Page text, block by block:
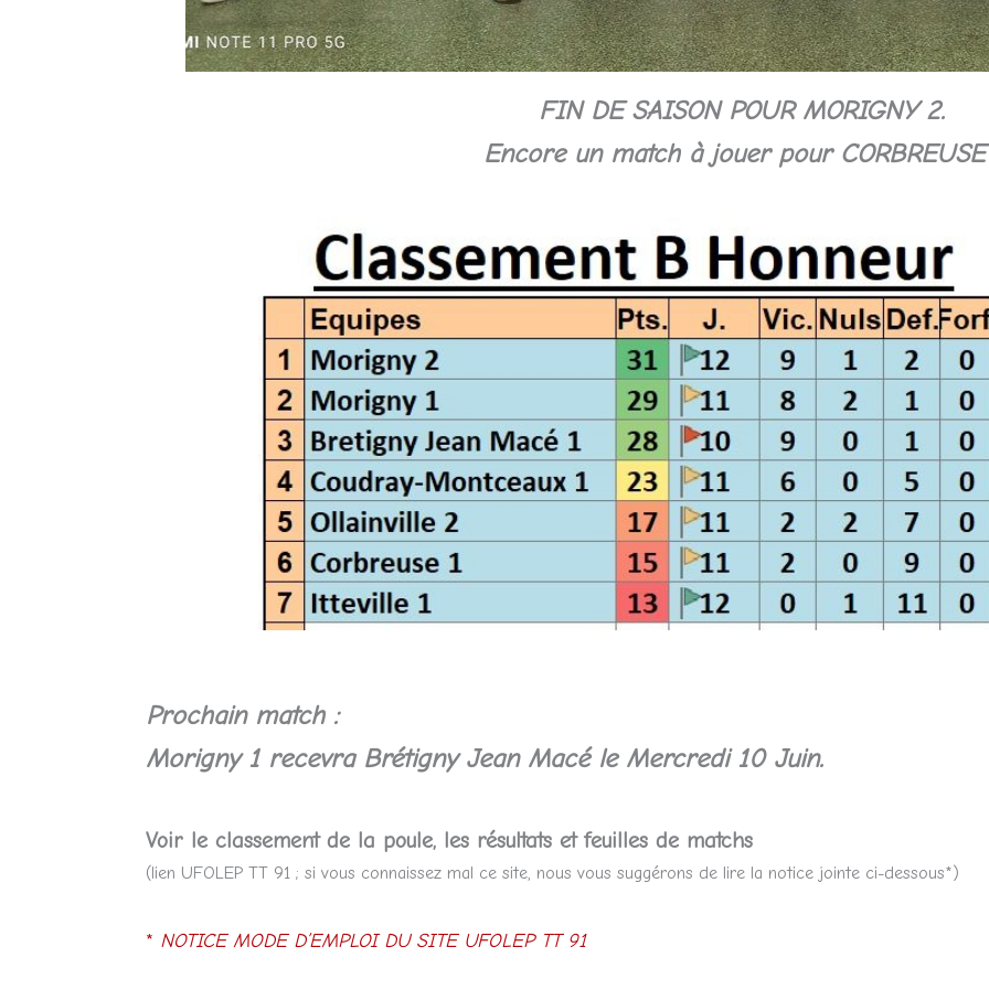
FIN DE SAISON POUR MORIGNY 2.
Encore un match à jouer pour
Prochain match :
Morigny 1 recevra Brétigny Jean Macéle Mercredi 10 Juin.
Voir le classement de la poule, les résultats et feuilles de matchs
(lien UFOLEP TT 91 ; si vous connaissez mal ce site, nous vous suggérons de lire la notice jointe ci-dessous*)
* NOTICE MODE D’EMPLOI DU SITE UFOLEP TT 91